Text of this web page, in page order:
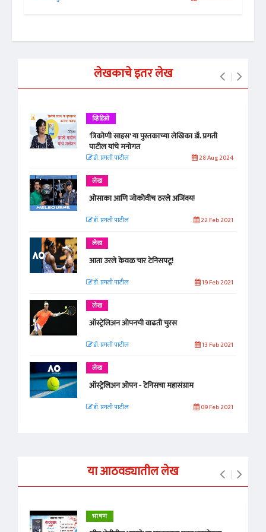
लेखकाचे इतर लेख
व्हिडिओ
'त्रिकोणी साहस' या पुस्तकाच्या लेखिका डॉ. प्रगती
पाटील यांचे मनोगत
डॉ. प्रगती पाटील 28 Aug 2024
लेख
ओसाका आणि जोकोवीच ठरले अजिंक्य!
डॉ. प्रगती पाटील 22 Feb 2021
लेख
आता उरले केवळ चार टेनिसपटू!
डॉ. प्रगती पाटील 19 Feb 2021
लेख
ऑस्ट्रेलिअन ओपनची वाढती चुरस
डॉ. प्रगती पाटील 13 Feb 2021
लेख
ऑस्ट्रेलिअन ओपन - टेनिसचा महासंग्राम
डॉ. प्रगती पाटील 09 Feb 2021
या आठवड्यातील लेख
भाषण